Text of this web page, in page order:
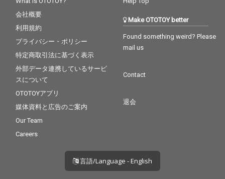
会社概要
利用規約
プライバシー・ポリシー
特定商取引法に基づく表示
外部データ連携しているサービ
スについて
OTOTOYアプリ
媒体資料と広告のご案内
Our Team
Careers
Make OTOTOY better
Found something weird? Please
mail us
Contact
退会
言語/Language - English